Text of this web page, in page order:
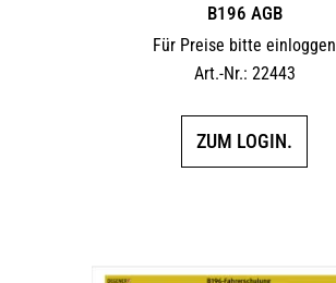
B196 AGB
Für Preise bitte einloggen
Art.-Nr.: 22443
ZUM LOGIN.